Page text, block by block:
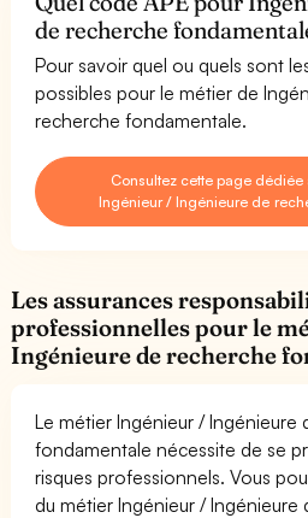
de recherche
Pour savoir quel ou quels sont
possibles pour le métier de
recherche fondamentale.
Consultez cette page dédiée
Ingénieur / Ingénieure de
Les assurances
professionnelles pour le
Ingénieure de recherche
Le métier Ingénieur / Ingénieure
fondamentale nécessite de se
risques professionnels. Vous
du métier Ingénieur / Ingénieure